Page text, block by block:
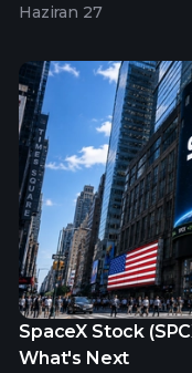
Haziran 27
SpaceX Stock
What's Next